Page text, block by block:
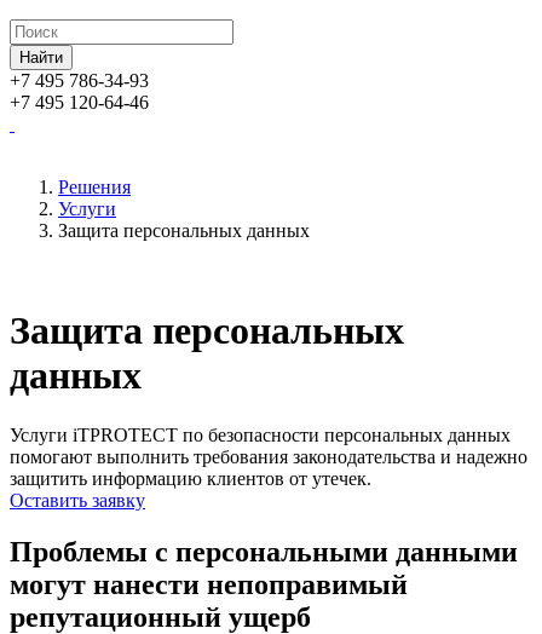
+7 495 786-34-93
+7 495 120-64-46
Решения
Услуги
Защита персональных данных
Защита персональных
данных
Услуги iTPROTECT по безопасности персональных данных
помогают выполнить требования законодательства и надежно
защитить информацию клиентов от утечек.
Оставить заявку
Проблемы с персональными данными
могут нанести непоправимый
репутационный ущерб